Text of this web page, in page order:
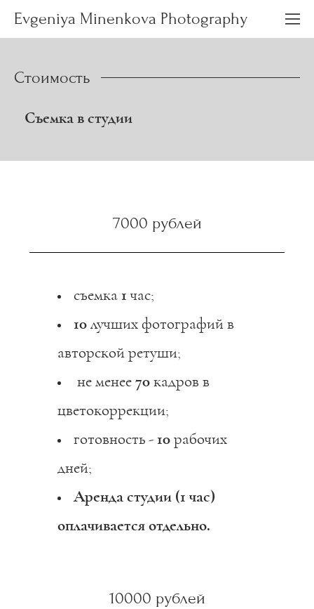
Evgeniya Minenkova Photography
Стоимость
Съемка в студии
7000 рублей
съемка 1час;
10лучших фотографий в
авторской ретуши;
не менее 70 кадров в
цветокоррекции;
готовность - 10 рабочих
дней;
Аренда студии (1 час)
оплачивается отдельно.
10000 рублей